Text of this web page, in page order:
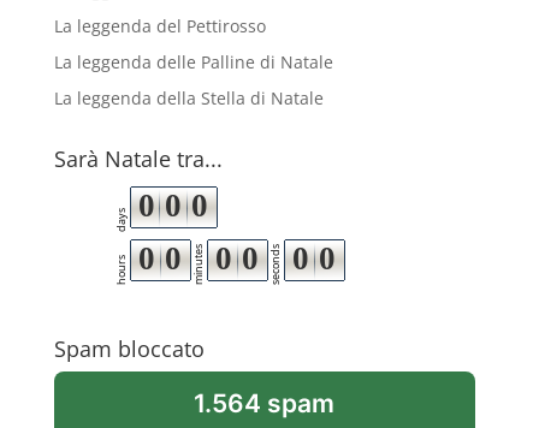
La leggenda del Pettirosso
La leggenda delle Palline di Natale
La leggenda della Stella di Natale
Sarà Natale tra...
days 0 0 0
hours 0 0 minutes 0 0 seconds 0 0
Spam bloccato
1.564 spam